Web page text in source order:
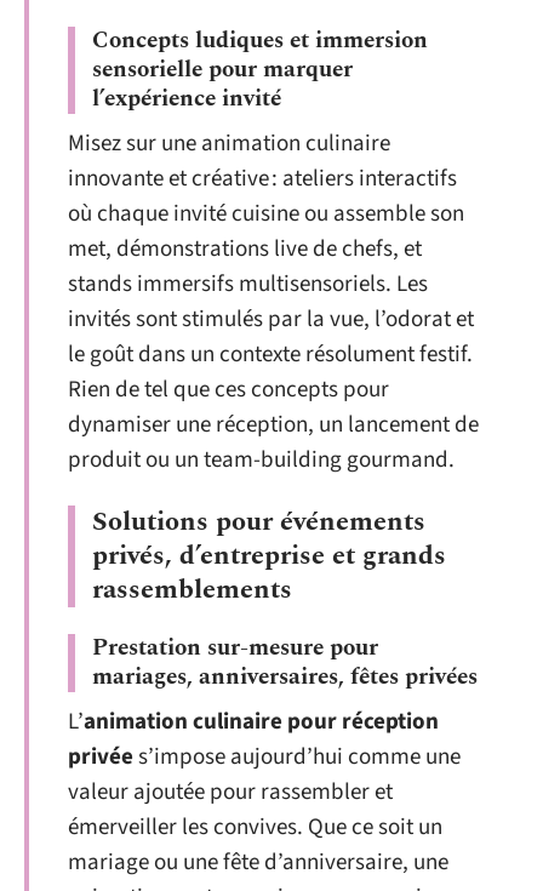
Concepts ludiques et immersion
sensorielle pour marquer
l’expérience invité
Misez sur une animation culinaire
innovante et créative : ateliers interactifs
où chaque invité cuisine ou assemble son
met, démonstrations live de chefs, et
stands immersifs multisensoriels. Les
invités sont stimulés par la vue, l’odorat et
le goût dans un contexte résolument festif.
Rien de tel que ces concepts pour
dynamiser une réception, un lancement de
produit ou un team-building gourmand.
Solutions pour événements
privés, d’entreprise et grands
rassemblements
Prestation sur-mesure pour
mariages, anniversaires, fêtes privées
L’animation culinaire pour réception
privées’impose aujourd’hui comme une
valeur ajoutée pour rassembler et
émerveiller les convives. Que ce soit un
mariage ou une fête d’anniversaire, une